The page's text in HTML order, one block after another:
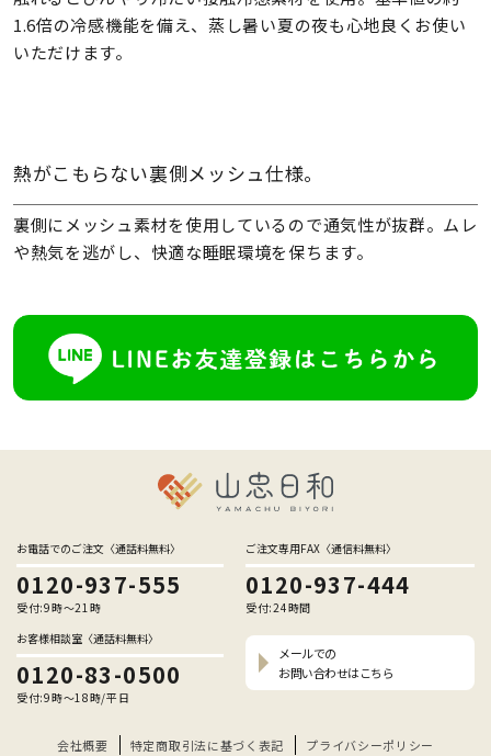
1.6倍の冷感機能を備え、蒸し暑い夏の夜も心地良くお使い
いただけます。
熱がこもらない裏側メッシュ仕様。
裏側にメッシュ素材を使用しているので通気性が抜群。ムレ
や熱気を逃がし、快適な睡眠環境を保ちます。
お電話でのご注文〈通話料無料〉
0120-937-555
受付:9時〜21時
ご注文専用FAX〈通信料無料〉
0120-937-444
受付:24時間
お客様相談室〈通話料無料〉
0120-83-0500
受付:9時〜18時/平日
メールでの
お問い合わせはこちら
会社概要 特定商取引法に基づく表記 プライバシーポリシー